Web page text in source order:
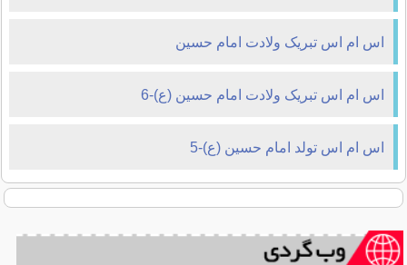
اس ام اس تبریک ولادت امام حسین
اس ام اس تبریک ولادت امام حسین (ع)-6
اس ام اس تولد امام حسین (ع)-5